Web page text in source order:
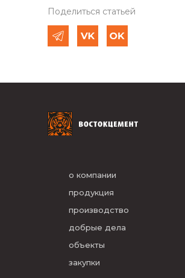
Поделиться статьей
о компании
продукция
производство
добрые дела
объекты
закупки